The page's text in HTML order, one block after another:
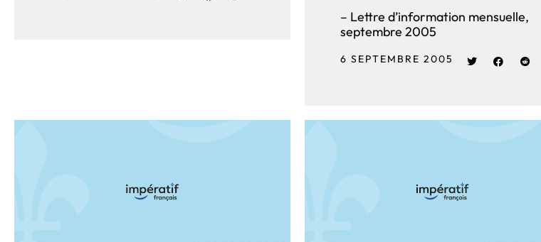
– Lettre d’information mensuelle,
septembre 2005
6 SEPTEMBRE 2005